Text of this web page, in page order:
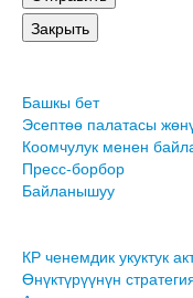
Башкы бет
Эсептөө палатасы
Коомчулук менен
Пресс-борбор
Байланышуу
КР ченемдик укуктук
Өнүктүрүүнүн